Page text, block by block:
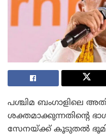
പശ്ചിമ ബംഗാളിലെ
ശക്തമാക്കുന്നതിന്റെ
സേനയ്ക്ക് കൂടുതൽ